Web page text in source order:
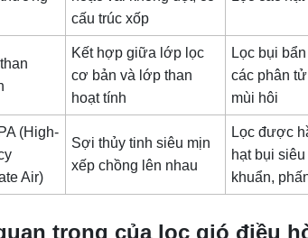
cấu trúc xốp
Kết hợp giữa lớp lọc
cơ bản và lớp than
hoạt tính
Lọc bụi
các phân
mùi hôi
(High-
Air)
Sợi thủy tinh siêu mịn
xếp chồng lên nhau
Lọc được
hạt bụi
khuẩn,
trọng của lọc gió điều